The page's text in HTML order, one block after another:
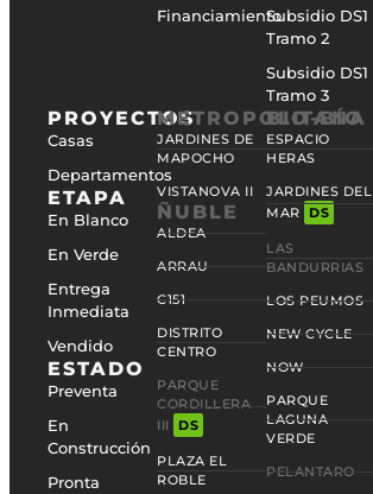
FinanciamientoSubsidio DS1
Tramo 2
Subsidio DS1
Tramo 3
PROYECTOS
Casas
Departamentos
ETAPA
En Blanco
En Verde
Entrega
Inmediata
Vendido
ESTADO
Preventa
En
Construcción
Pronta
METROPOLITANA
JARDINES DE
MAPOCHO
VISTANOVA II
ÑUBLE
ALDEA
ARRAU
C151
DISTRITO
CENTRO
PARQUE
CORDILLERA
III
DS
PLAZA EL
ROBLE
BIO-BÍO
ESPACIO
HERAS
JARDINES DEL
MAR
DS
LAS
BANDURRIAS
LOS PEUMOS
NEW CYCLE
NOW
PARQUE
LAGUNA
VERDE
PELANTARO